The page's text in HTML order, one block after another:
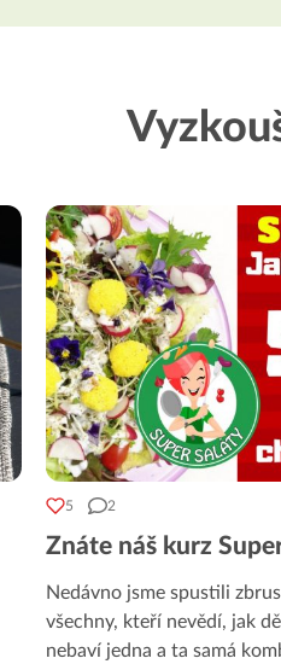
5 2
Znáte náš kurz
Nedávno jsme spustili
všechny, kteří nevědí, jak
nebaví jedna a ta samá